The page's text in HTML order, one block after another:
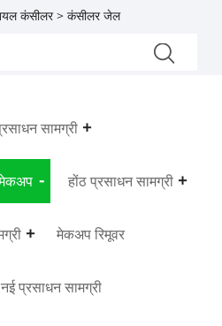
कंसीलर> कंसीलर जेल
सामग्री
होंठ प्रसाधन सामग्री
मेकअप रिमूवर
नई प्रसाधन सामग्री